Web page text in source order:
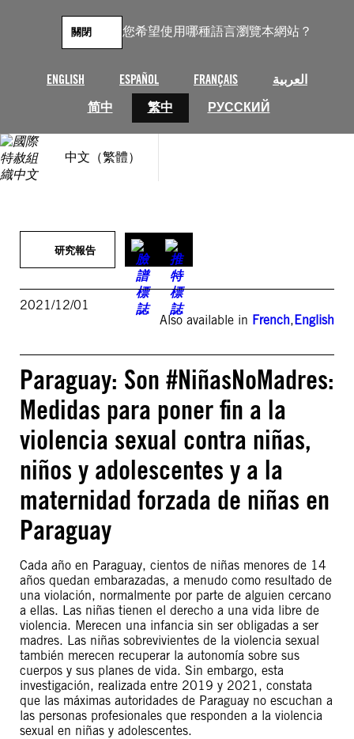
您希望使用哪種語言瀏覽本網站？
ENGLISH ESPAÑOL FRANÇAIS
العربية
简中
繁中 РУССКИЙ
關閉
中文（繁體）
研究報告
2021/12/01
Also available in French,English
Paraguay: Son #NiñasNoMadres:
Medidas para poner fin a la
violencia sexual contra niñas,
niños y adolescentes y a la
maternidad forzada de niñas en
Paraguay
Cada año en Paraguay, cientos de niñas menores de 14
años quedan embarazadas, a menudo como resultado de
una violación, normalmente por parte de alguien cercano
a ellas. Las niñas tienen el derecho a una vida libre de
violencia. Merecen una infancia sin ser obligadas a ser
madres. Las niñas sobrevivientes de la violencia sexual
también merecen recuperar la autonomía sobre sus
cuerpos y sus planes de vida. Sin embargo, esta
investigación, realizada entre 2019 y 2021, constata
que las máximas autoridades de Paraguay no escuchan a
las personas profesionales que responden a la violencia
sexual en niñas y adolescentes.